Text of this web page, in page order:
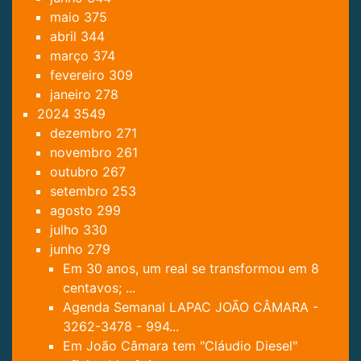
maio 375
abril 344
março 374
fevereiro 309
janeiro 278
2024 3549
dezembro 271
novembro 261
outubro 267
setembro 253
agosto 299
julho 330
junho 279
Em 30 anos, um real se transformou em 8
centavos; ...
Agenda Semanal LAPAC JOÃO CÂMARA -
3262-3478 - 994...
Em João Câmara tem "Cláudio Diesel"